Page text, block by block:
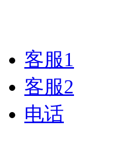
客服1
客服2
电话